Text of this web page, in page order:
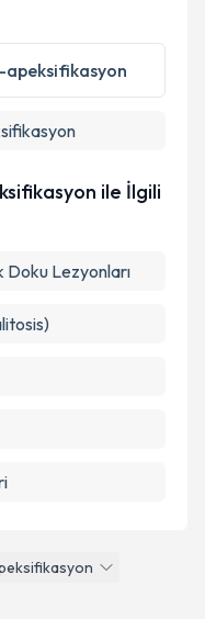
apeksifikasyon
ile İlgili
Doku Lezyonları